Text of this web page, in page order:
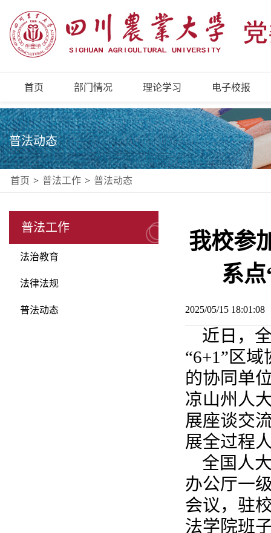
首页 部门情况 理论学习 电子校报
普法动态
首页 > 普法工作 > 普法动态
普法工作
法治教育
法律法规
普法动态
我校参
系
2025/05/15
近日，
“6+1”区
的协同单
凉山州人
展座谈交
展全过程
全国人
办公厅一
会议，驻
法学院班